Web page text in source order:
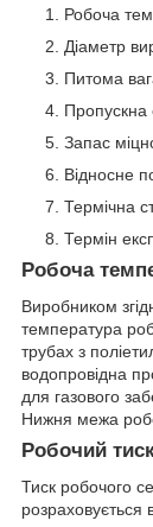
Робоча
Діаметр
Питома
Пропускна
Запас
Відносне
Термічна
Термін
Робоча
Виробником
температура
трубах з
водопровідна
для газового
Нижня межа
Робочий
Тиск робочого
розраховується